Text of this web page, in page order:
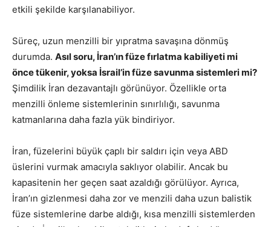
etkili şekilde karşılanabiliyor.
Süreç, uzun menzilli bir yıpratma savaşına dönmüş
durumda. Asıl soru, İran’ın füze fırlatma kabiliyeti mi
önce tükenir, yoksa İsrail’in füze savunma sistemleri mi?
Şimdilik İran dezavantajlı görünüyor. Özellikle orta
menzilli önleme sistemlerinin sınırlılığı, savunma
katmanlarına daha fazla yük bindiriyor.
İran, füzelerini büyük çaplı bir saldırı için veya ABD
üslerini vurmak amacıyla saklıyor olabilir. Ancak bu
kapasitenin her geçen saat azaldığı görülüyor. Ayrıca,
İran’ın gizlenmesi daha zor ve menzili daha uzun balistik
füze sistemlerine darbe aldığı, kısa menzilli sistemlerden